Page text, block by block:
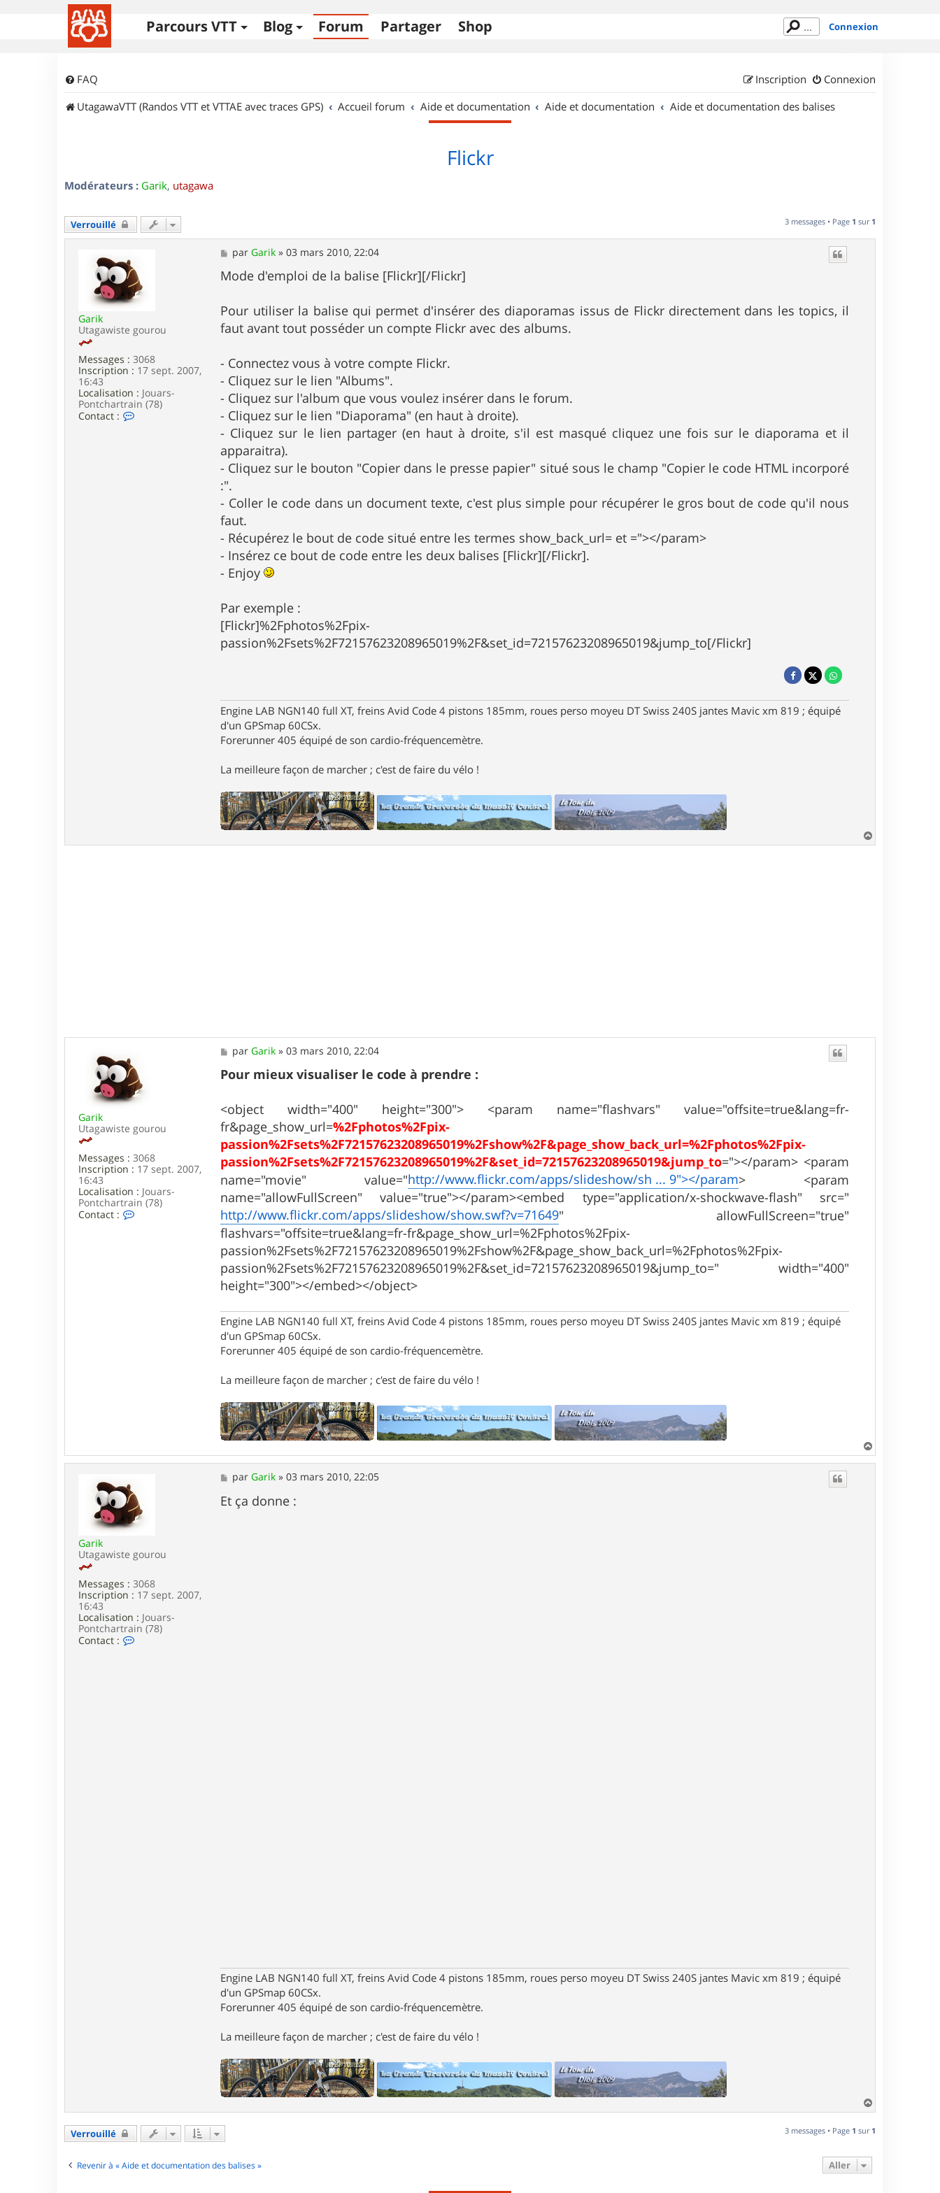
Parcours VTT Blog Forum Partager Shop Connexion
FAQ Connexion
Inscription
UtagawaVTT (Randos VTT et VTTAE avec traces GPS)
Accueil forum Aide et documentation Aide et documentation Aide et documentation des balises
Flickr
Modérateurs : Garik, utagawa
Verrouillé 3 messages • Page 1 sur 1
Garik
Utagawiste gourou
Messages : 3068
Inscription : 17 sept. 2007,
16:43
Localisation : Jouars-
Pontchartrain (78)
Contact :
M
e
s
s
g
e
parGarik »03 mars 2010, 22:04
Mode d'emploi de la balise [Flickr][/Flickr]
Pour utiliser la balise qui permet d'insérer des diaporamas issus de Flickr directement dans les topics, il
faut avant tout posséder un compte Flickr avec des albums.
- Connectez vous à votre compte Flickr.
- Cliquez sur le lien "Albums".
- Cliquez sur l'album que vous voulez insérer dans le forum.
- Cliquez sur le lien "Diaporama" (en haut à droite).
- Cliquez sur le lien partager (en haut à droite, s'il est masqué cliquez une fois sur le diaporama et il
apparaitra).
- Cliquez sur le bouton "Copier dans le presse papier" situé sous le champ "Copier le code HTML incorporé
:".
- Coller le code dans un document texte, c'est plus simple pour récupérer le gros bout de code qu'il nous
faut.
- Récupérez le bout de code situé entre les termes show_back_url= et ="></param>
- Insérez ce bout de code entre les deux balises [Flickr][/Flickr].
- Enjoy
Par exemple :
[Flickr]%2Fphotos%2Fpix-
passion%2Fsets%2F72157623208965019%2F&set_id=72157623208965019&jump_to[/Flickr]
Engine LAB NGN140 full XT, freins Avid Code 4 pistons 185mm, roues perso moyeu DT Swiss 240S jantes Mavic xm 819 ; équipé
d'un GPSmap 60CSx.
Forerunner 405 équipé de son cardio-fréquencemètre.
La meilleure façon de marcher ; c'est de faire du vélo !
a
Garik
Utagawiste gourou
Messages : 3068
Inscription : 17 sept. 2007,
16:43
Localisation : Jouars-
Pontchartrain (78)
Contact :
M
e
s
s
g
e
parGarik »03 mars 2010, 22:04
Pour mieux visualiser le code à prendre :
<object width="400" height="300"> <param name="flashvars" value="offsite=true&lang=fr-
fr&page_show_url=%2Fphotos%2Fpix-
passion%2Fsets%2F72157623208965019%2Fshow%2F&page_show_back_url=%2Fphotos%2Fpix-
passion%2Fsets%2F72157623208965019%2F&set_id=72157623208965019&jump_to="></param> <param
name="movie" value="http://www.flickr.com/apps/slideshow/sh ... 9"></param> <param
name="allowFullScreen" value="true"></param><embed type="application/x-shockwave-flash" src="
http://www.flickr.com/apps/slideshow/show.swf?v=71649" allowFullScreen="true"
flashvars="offsite=true&lang=fr-fr&page_show_url=%2Fphotos%2Fpix-
passion%2Fsets%2F72157623208965019%2Fshow%2F&page_show_back_url=%2Fphotos%2Fpix-
passion%2Fsets%2F72157623208965019%2F&set_id=72157623208965019&jump_to=" width="400"
height="300"></embed></object>
Engine LAB NGN140 full XT, freins Avid Code 4 pistons 185mm, roues perso moyeu DT Swiss 240S jantes Mavic xm 819 ; équipé
d'un GPSmap 60CSx.
Forerunner 405 équipé de son cardio-fréquencemètre.
La meilleure façon de marcher ; c'est de faire du vélo !
a
Garik
Utagawiste gourou
Messages : 3068
Inscription : 17 sept. 2007,
16:43
Localisation : Jouars-
Pontchartrain (78)
Contact :
M
e
s
s
parGarik »03 mars 2010, 22:05
Et ça donne :
Engine LAB NGN140 full XT, freins Avid Code 4 pistons 185mm, roues perso moyeu DT Swiss 240S jantes Mavic xm 819 ; équipé
d'un GPSmap 60CSx.
Forerunner 405 équipé de son cardio-fréquencemètre.
La meilleure façon de marcher ; c'est de faire du vélo !
a
t
Verrouillé 3 messages • Page 1 sur 1
Revenir à « Aide et documentation des balises » Aller